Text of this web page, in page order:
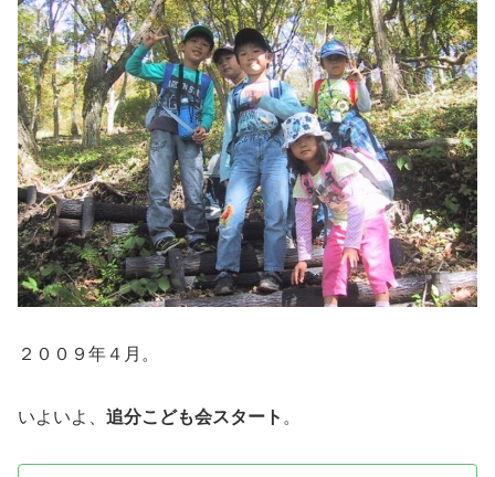
２００９年４月。
いよいよ、 追分こども会スタート 。